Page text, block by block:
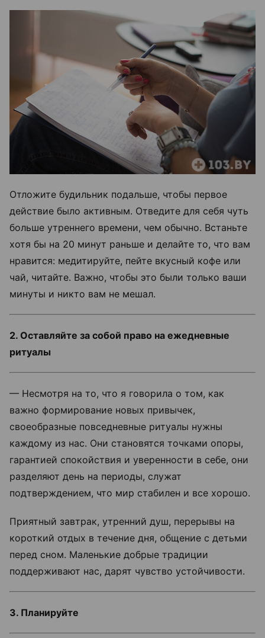
Отложите будильник подальше, чтобы первое
действие было активным. Отведите для себя чуть
больше утреннего времени, чем обычно. Встаньте
хотя бы на 20 минут раньше и делайте то, что вам
нравится: медитируйте, пейте вкусный кофе или
чай, читайте. Важно, чтобы это были только ваши
минуты и никто вам не мешал.
2. Оставляйте за собой право на ежедневные
ритуалы
— Несмотря на то, что я говорила о том, как
важно формирование новых привычек,
своеобразные повседневные ритуалы нужны
каждому из нас. Они становятся точками опоры,
гарантией спокойствия и уверенности в себе, они
разделяют день на периоды, служат
подтверждением, что мир стабилен и все хорошо.
Приятный завтрак, утренний душ, перерывы на
короткий отдых в течение дня, общение с детьми
перед сном. Маленькие добрые традиции
поддерживают нас, дарят чувство устойчивости.
3. Планируйте